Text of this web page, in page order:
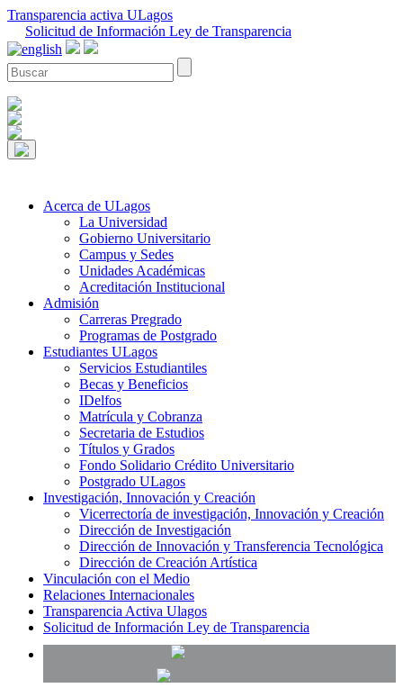
Transparencia activa ULagos
Solicitud de Información Ley de Transparencia
Acerca de ULagos
La Universidad
Gobierno Universitario
Campus y Sedes
Unidades Académicas
Acreditación Institucional
Admisión
Carreras Pregrado
Programas de Postgrado
Estudiantes ULagos
Servicios Estudiantiles
Becas y Beneficios
IDelfos
Matrícula y Cobranza
Secretaria de Estudios
Títulos y Grados
Fondo Solidario Crédito Universitario
Postgrado ULagos
Investigación, Innovación y Creación
Vicerrectoría de investigación, Innovación y Creación
Dirección de Investigación
Dirección de Innovación y Transferencia Tecnológica
Dirección de Creación Artística
Vinculación con el Medio
Relaciones Internacionales
Transparencia Activa Ulagos
Solicitud de Información Ley de Transparencia